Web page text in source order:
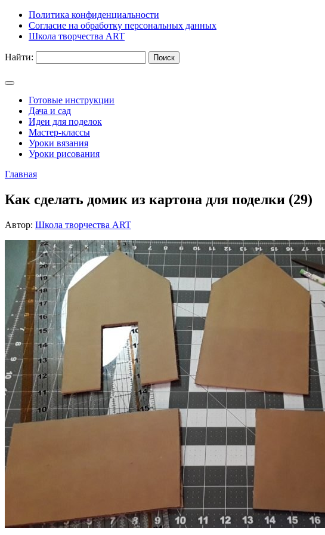
Политика конфиденциальности
Согласие на обработку персональных данных
Школа творчества ART
Найти:
Готовые инструкции
Дача и сад
Идеи для поделок
Мастер-классы
Уроки вязания
Уроки рисования
Главная
Как сделать домик из картона для поделки (29)
Автор: Школа творчества ART